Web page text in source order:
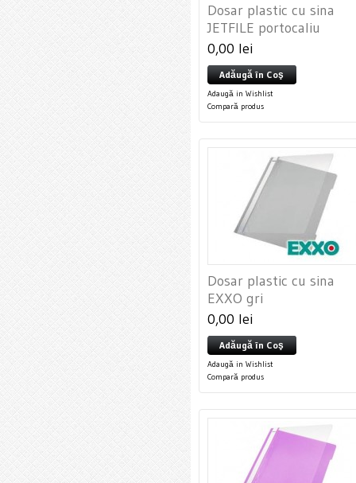
Dosar plastic cu sina
JETFILE portocaliu
0,00 lei
Adăugă în Coş
Adaugă in Wishlist
Compară produs
Dosar plastic cu sina
EXXO gri
0,00 lei
Adăugă în Coş
Adaugă in Wishlist
Compară produs